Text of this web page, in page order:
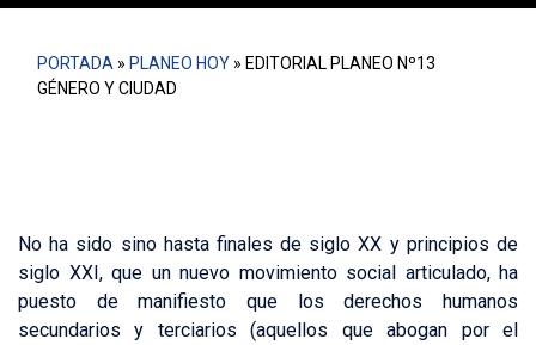
PORTADA » PLANEO HOY » EDITORIAL PLANEO Nº13
GÉNERO Y CIUDAD
No ha sido sino hasta finales de siglo XX y principios de
siglo XXI, que un nuevo movimiento social articulado, ha
puesto de manifiesto que los derechos humanos
secundarios y terciarios (aquellos que abogan por el